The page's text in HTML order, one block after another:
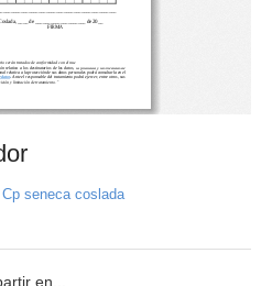
Cp seneca coslada